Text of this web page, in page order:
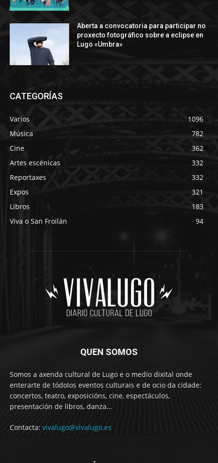
Aberta a convocatoria para participar no
proxecto fotográfico sobre a eclipse en
Lugo «Umbra»
CATEGORÍAS
Varios
1096
Música
782
Cine
362
Artes escénicas
332
Reportaxes
332
Expos
321
Libros
183
Viva o San Froilán
94
QUEN SOMOS
Somos a axenda cultural de Lugo e o medio dixital onde
enterarte de tódolos eventos culturais e de ocio da cidade:
concertos, teatro, exposicións, cine, espectáculos,
presentación de libros, danza…
Contacta: vivalugo@vivalugo.es